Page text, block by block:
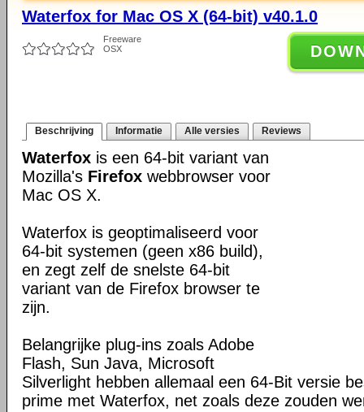
Waterfox for Mac OS X (64-bit) v40.1.0
Freeware
OSX
Beschrijving Informatie Alle versies Reviews
Waterfox is een 64-bit variant van
Mozilla's Firefox webbrowser voor
Mac OS X.
Waterfox is geoptimaliseerd voor
64-bit systemen (geen x86 build),
en zegt zelf de snelste 64-bit
variant van de Firefox browser te
zijn.
Belangrijke plug-ins zoals Adobe
Flash, Sun Java, Microsoft
Silverlight hebben allemaal een 64-Bit versie
prime met Waterfox, net zoals deze zouden